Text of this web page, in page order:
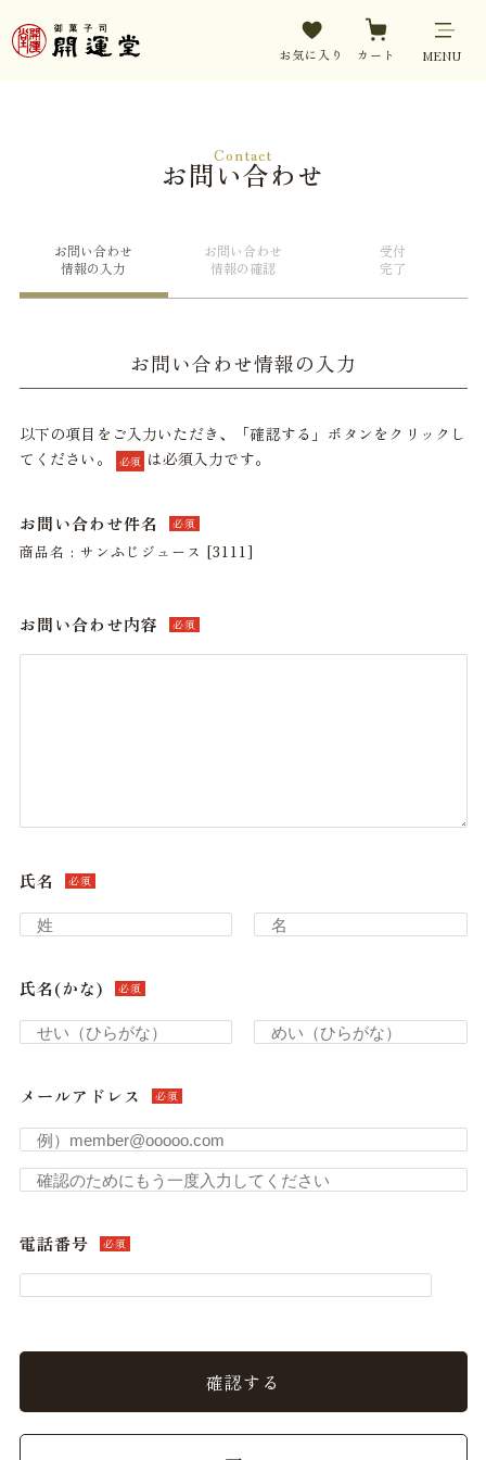
お気に入り カート MENU
Contact
お問い合わせ
お問い合わせ
情報の入力
お問い合わせ
情報の確認
受付
完了
お問い合わせ情報の入力
以下の項目をご入力いただき、「確認する」ボタンをクリックし
てください。
必須 は必須入力です。
お問い合わせ件名 必須
商品名 : サンふじジュース [3111]
お問い合わせ内容 必須
氏名 必須
氏名(かな) 必須
メールアドレス 必須
電話番号 必須
確認する